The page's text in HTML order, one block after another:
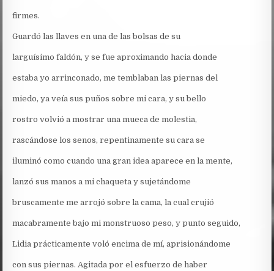
firmes.
Guardó las llaves en una de las bolsas de su
larguísimo faldón, y se fue aproximando hacia donde
estaba yo arrinconado, me temblaban las piernas del
miedo, ya veía sus puños sobre mi cara, y su bello
rostro volvió a mostrar una mueca de molestia,
rascándose los senos, repentinamente su cara se
iluminó como cuando una gran idea aparece en la mente,
lanzó sus manos a mi chaqueta y sujetándome
bruscamente me arrojó sobre la cama, la cual crujió
macabramente bajo mi monstruoso peso, y punto seguido,
Lidia prácticamente voló encima de mí, aprisionándome
con sus piernas. Agitada por el esfuerzo de haber